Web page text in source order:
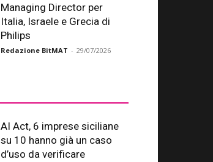
Managing Director per
Italia, Israele e Grecia di
Philips
Redazione BitMAT - 29/07/2026
AI Act, 6 imprese siciliane
su 10 hanno già un caso
d’uso da verificare